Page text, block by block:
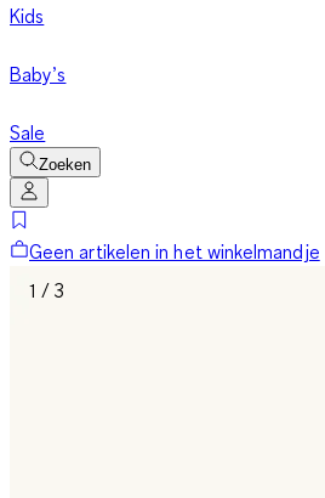
Kids
Baby’s
Sale
Zoeken
Geen artikelen in het winkelmandje
1 / 3